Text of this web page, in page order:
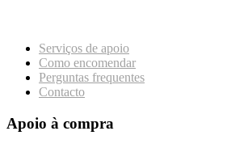
Serviços de apoio
Como encomendar
Perguntas frequentes
Contacto
Apoio à compra